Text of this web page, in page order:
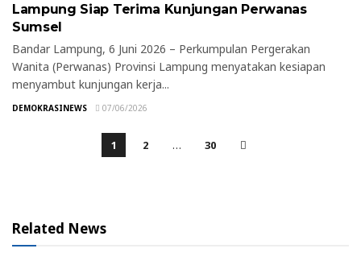
Lampung Siap Terima Kunjungan Perwanas
Sumsel
Bandar Lampung, 6 Juni 2026 – Perkumpulan Pergerakan
Wanita (Perwanas) Provinsi Lampung menyatakan kesiapan
menyambut kunjungan kerja...
DEMOKRASINEWS 07/06/2026
1 2 … 30
Related News